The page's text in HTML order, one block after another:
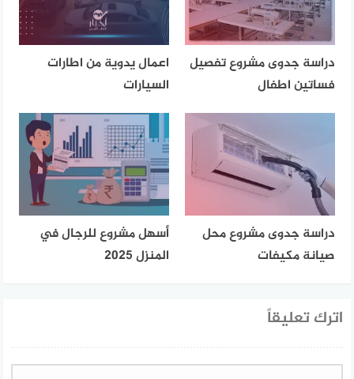
دراسة جدوى مشروع تفصيل
فساتين اطفال
اعمال يدوية من اطارات
السيارات
دراسة جدوى مشروع محل
صيانة مكيفات
أسهل مشروع للرجال في
المنزل 2025
اترك تعليقاً